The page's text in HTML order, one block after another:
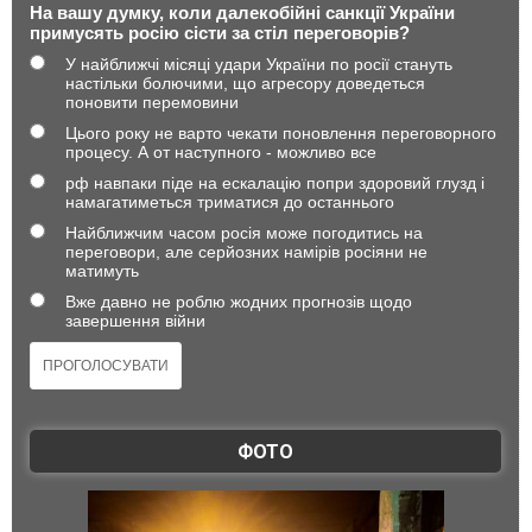
На вашу думку, коли далекобійні санкції України
примусять росію сісти за стіл переговорів?
У найближчі місяці удари України по росії стануть
настільки болючими, що агресору доведеться
поновити перемовини
Цього року не варто чекати поновлення переговорного
процесу. А от наступного - можливо все
рф навпаки піде на ескалацію попри здоровий глузд і
намагатиметься триматися до останнього
Найближчим часом росія може погодитись на
переговори, але серйозних намірів росіяни не
матимуть
Вже давно не роблю жодних прогнозів щодо
завершення війни
ФОТО